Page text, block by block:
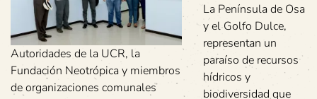
Autoridades de la UCR, la
Fundación Neotrópica y miembros
de organizaciones comunales
La Península de Osa
y el Golfo Dulce,
representan un
paraíso de recursos
hídricos y
biodiversidad que